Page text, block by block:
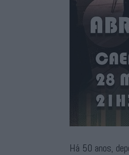
Há 50 anos,